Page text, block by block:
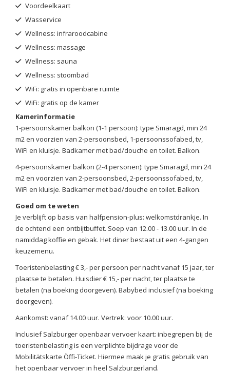
Voordeelkaart
Wasservice
Wellness: infraroodcabine
Wellness: massage
Wellness: sauna
Wellness: stoombad
WiFi: gratis in openbare ruimte
WiFi: gratis op de kamer
Kamerinformatie
1-persoonskamer balkon (1-1 persoon): type Smaragd, min 24
m2 en voorzien van 2-persoonsbed, 1-persoonssofabed, tv,
WiFi en kluisje. Badkamer met bad/douche en toilet. Balkon.
4-persoonskamer balkon (2-4 personen): type Smaragd, min 24
m2 en voorzien van 2-persoonsbed, 2-persoonssofabed, tv,
WiFi en kluisje. Badkamer met bad/douche en toilet. Balkon.
Goed om te weten
Je verblijft op basis van halfpension-plus: welkomstdrankje. In
de ochtend een ontbijtbuffet. Soep van 12.00 - 13.00 uur. In de
namiddag koffie en gebak. Het diner bestaat uit een 4-gangen
keuzemenu.
Toeristenbelasting € 3,- per persoon per nacht vanaf 15 jaar, ter
plaatse te betalen. Huisdier € 15,- per nacht, ter plaatse te
betalen (na boeking doorgeven). Babybed inclusief (na boeking
doorgeven).
Aankomst: vanaf 14.00 uur. Vertrek: voor 10.00 uur.
Inclusief Salzburger openbaar vervoer kaart: inbegrepen bij de
toeristenbelasting is een verplichte bijdrage voor de
Mobilitätskarte Öffi-Ticket. Hiermee maak je gratis gebruik van
het openbaar vervoer in heel Salzburgerland.